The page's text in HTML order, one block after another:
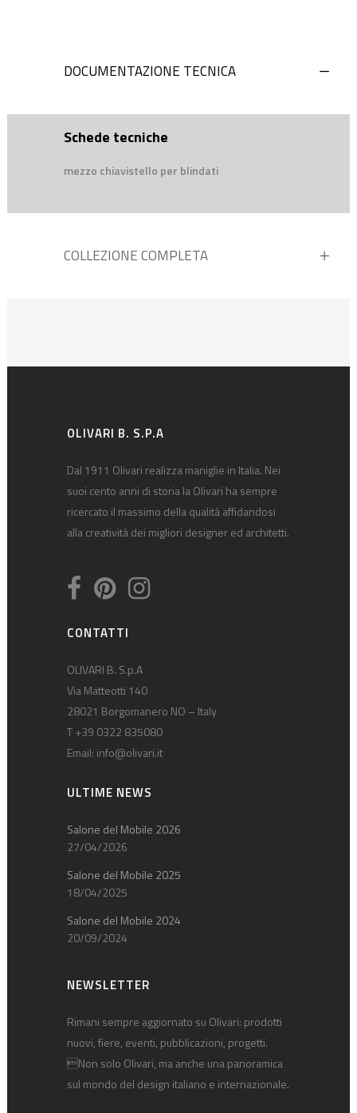
DOCUMENTAZIONE TECNICA
Schede tecniche
mezzo chiavistello per blindati
COLLEZIONE COMPLETA
OLIVARI B. S.P.A
Dal 1911 Olivari realizza maniglie in Italia. Nei
suoi cento anni di storia la Olivari ha sempre
ricercato il massimo della qualità affidandosi
alla creatività dei migliori designer ed architetti.
CONTATTI
OLIVARI B. S.p.A
Via Matteotti 140
28021 Borgomanero NO – Italy
T +39 0322 835080
Email: info@olivari.it
ULTIME NEWS
Salone del Mobile 2026
27/04/2026
Salone del Mobile 2025
18/04/2025
Salone del Mobile 2024
20/09/2024
NEWSLETTER
Rimani sempre aggiornato su Olivari: prodotti
nuovi, fiere, eventi, pubblicazioni, progetti.
Non solo Olivari, ma anche una panoramica
sul mondo del design italiano e internazionale.